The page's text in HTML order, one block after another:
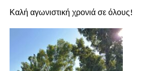
Καλή αγωνιστική χρονιά σε όλους!